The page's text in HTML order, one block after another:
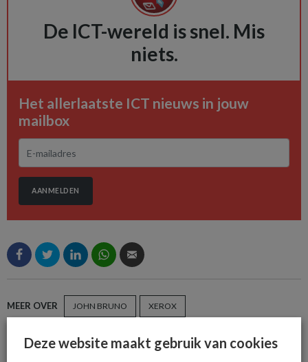
De ICT-wereld is snel. Mis
niets.
Het allerlaatste ICT nieuws in jouw
mailbox
AANMELDEN
MEER OVER JOHN BRUNO XEROX
Deze website maakt gebruik van cookies